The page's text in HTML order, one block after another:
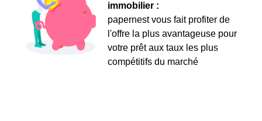
immobilier :
papernest vous fait profiter de
l'offre la plus avantageuse pour
votre prêt aux taux les plus
compétitifs du marché